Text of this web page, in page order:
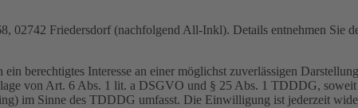
Friedersdorf (nachfolgend All-Inkl). Details entnehmen Sie
Interesse an einer möglichst zuverlässigen
von Art. 6 Abs. 1 lit. a DSGVO und § 25 Abs. 1 TDDDG,
im Sinne des TDDDG umfasst. Die Einwilligung ist jederzeit